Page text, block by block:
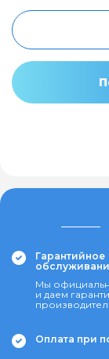
Гарантийное
Мы
и даем
Оплата при